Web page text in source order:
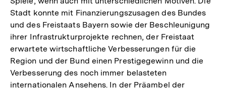
Stadt konnte mit Finanzierungszusagen des Bundes
und des Freistaats Bayern sowie der Beschleunigung
ihrer Infrastrukturprojekte rechnen, der Freistaat
erwartete wirtschaftliche Verbesserungen für die
Region und der Bund einen Prestigegewinn und die
Verbesserung des noch immer belasteten
internationalen Ansehens. In der Präambel der